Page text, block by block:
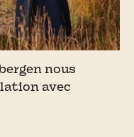
nous
avec